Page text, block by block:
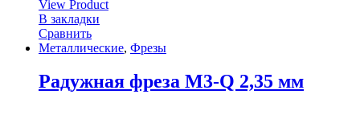
View Product
В закладки
Сравнить
Металлические, Фрезы
Радужная фреза M3-Q 2,35 мм